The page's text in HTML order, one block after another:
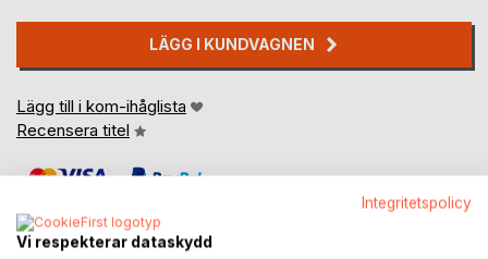
LÄGG I KUNDVAGNEN
Lägg till i kom-ihåglista
Recensera titel
Integritetspolicy
Vi respekterar dataskydd